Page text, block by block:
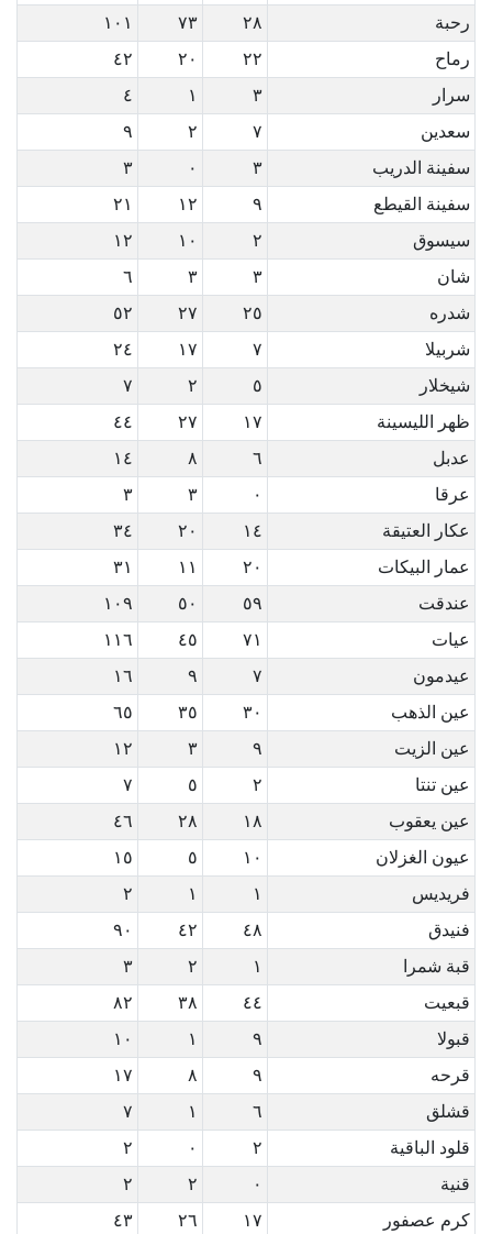
رحبة
٢٨ ٧٣
١٠١
رماح
٢٢ ٢٠
٤٢
سرار
٣ ١
٤
سعدين
٧ ٢
٩
سفينة الدريب
٣ ٠
٣
سفينة القيطع
٩ ١٢
٢١
سيسوق
٢ ١٠
١٢
شان
٣ ٣
٦
شدره
٢٥ ٢٧
٥٢
شربيلا
٧ ١٧
٢٤
شيخلار
٥ ٢
٧
ظهر الليسينة
١٧ ٢٧
٤٤
عدبل
٦ ٨
١٤
عرقا
٠ ٣
٣
عكار العتيقة
١٤ ٢٠
٣٤
عمار البيكات
٢٠ ١١
٣١
عندقت
٥٩ ٥٠
١٠٩
عيات
٧١ ٤٥
١١٦
عيدمون
٧ ٩
١٦
عين الذهب
٣٠ ٣٥
٦٥
عين الزيت
٩ ٣
١٢
عين تنتا
٢ ٥
٧
عين يعقوب
١٨ ٢٨
٤٦
عيون الغزلان
١٠ ٥
١٥
فريديس
١ ١
٢
فنيدق
٤٨ ٤٢
٩٠
قبة شمرا
١ ٢
٣
قبعيت
٤٤ ٣٨
٨٢
قبولا
٩ ١
١٠
قرحه
٩ ٨
١٧
قشلق
٦ ١
٧
قلود الباقية
٢ ٠
٢
قنية
٠ ٢
٢
كرم عصفور
١٧ ٢٦
٤٣